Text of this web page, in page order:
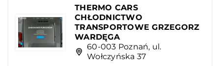
THERMO CARS
CHŁODNICTWO
TRANSPORTOWE GRZEGORZ
WARDĘGA
60-003 Poznań, ul.
Wołczyńska 37